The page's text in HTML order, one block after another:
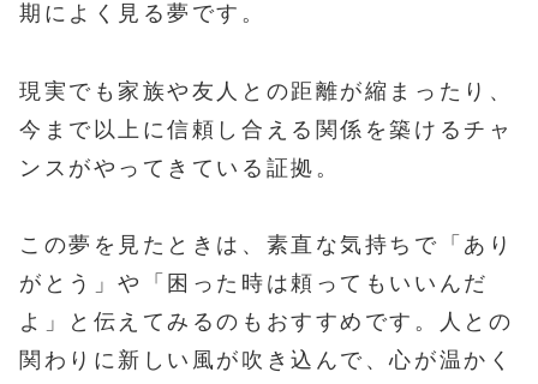
期によく見る夢です。
現実でも家族や友人との距離が縮まったり、
今まで以上に信頼し合える関係を築けるチャ
ンスがやってきている証拠。
この夢を見たときは、素直な気持ちで「あり
がとう」や「困った時は頼ってもいいんだ
よ」と伝えてみるのもおすすめです。人との
関わりに新しい風が吹き込んで、心が温かく